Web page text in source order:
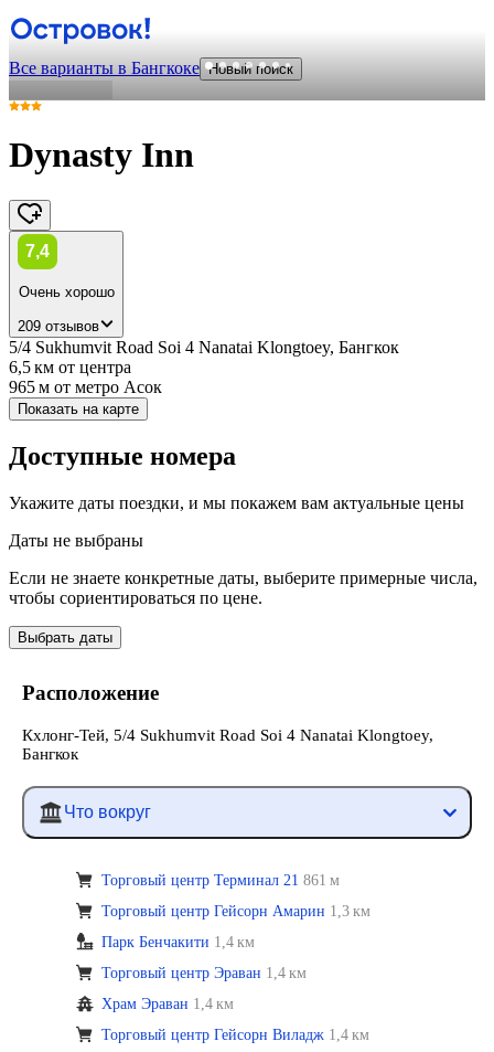
Все варианты в Бангкоке Новый поиск
Dynasty Inn
7,4
Очень хорошо
209 отзывов
5/4 Sukhumvit Road Soi 4 Nanatai Klongtoey, Бангкок
6,5 км от центра
965 м от метро Асок
Показать на карте
Доступные номера
Укажите даты поездки, и мы покажем вам актуальные цены
Даты не выбраны
Если не знаете конкретные даты, выберите примерные числа,
чтобы сориентироваться по цене.
Выбрать даты
Расположение
Кхлонг-Тей, 5/4 Sukhumvit Road Soi 4 Nanatai Klongtoey,
Бангкок
Что вокруг
Торговый центр Терминал 21 861 м
Торговый центр Гейсорн Амарин 1,3 км
Парк Бенчакити 1,4 км
Торговый центр Эраван 1,4 км
Храм Эраван 1,4 км
Торговый центр Гейсорн Виладж 1,4 км